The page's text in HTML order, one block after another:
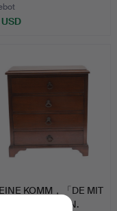
KOMM，「DE MIT
SCHUBLADEN.